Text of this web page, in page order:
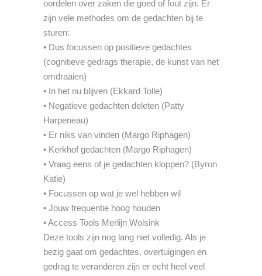
oordelen over zaken die goed of fout zijn. Er
zijn vele methodes om de gedachten bij te
sturen:
• Dus focussen op positieve gedachtes
(cognitieve gedrags therapie, de kunst van het
omdraaien)
• In het nu blijven (Ekkard Tolle)
• Negatieve gedachten deleten (Patty
Harpeneau)
• Er niks van vinden (Margo Riphagen)
• Kerkhof gedachten (Margo Riphagen)
• Vraag eens of je gedachten kloppen? (Byron
Katie)
• Focussen op wat je wel hebben wil
• Jouw frequentie hoog houden
• Access Tools Merlijn Wolsink
Deze tools zijn nog lang niet volledig. Als je
bezig gaat om gedachtes, overtuigingen en
gedrag te veranderen zijn er echt heel veel